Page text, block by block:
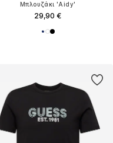
Μπλουζάκι 'Aidy'
29,90 €